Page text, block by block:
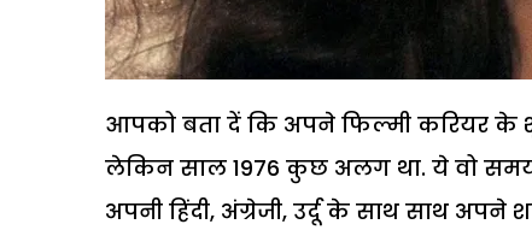
आपको बता दें कि अपने फिल्मी करियर के
लेकिन साल 1976 कुछ अलग था. ये वो
अपनी हिंदी, अंग्रेजी, उर्दू के साथ साथ